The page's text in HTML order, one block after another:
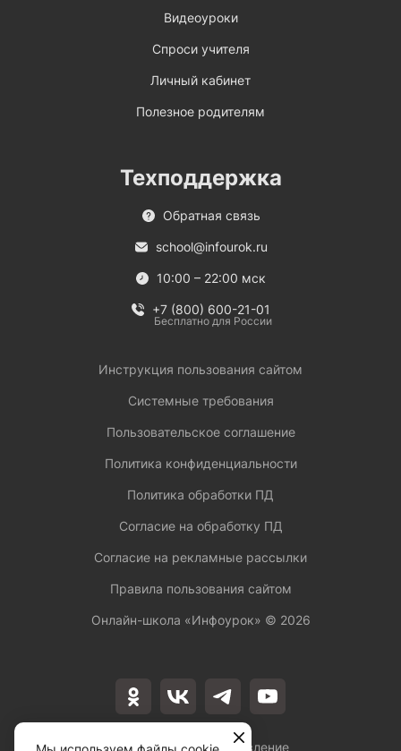
Лицензия на осуществление
Видеоуроки
Спроси учителя
Личный кабинет
Полезное родителям
Техподдержка
Обратная связь
school@infourok.ru
10:00 – 22:00 мск
+7 (800) 600-21-01
Бесплатно для России
Инструкция пользования сайтом
Системные требования
Пользовательское соглашение
Политика конфиденциальности
Политика обработки ПД
Согласие на обработку ПД
Согласие на рекламные рассылки
Правила пользования сайтом
Онлайн-школа «Инфоурок» © 2026